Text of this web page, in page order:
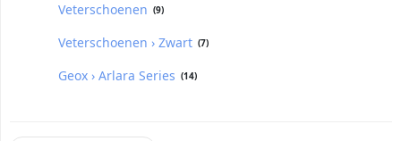
Veterschoenen (9)
Veterschoenen › Zwart (7)
Geox › Arlara Series (14)